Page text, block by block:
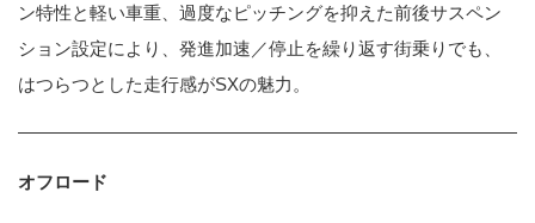
ン特性と軽い車重、過度なピッチングを抑えた前後サスペン
ション設定により、発進加速／停止を繰り返す街乗りでも、
はつらつとした走行感がSXの魅力。
オフロード